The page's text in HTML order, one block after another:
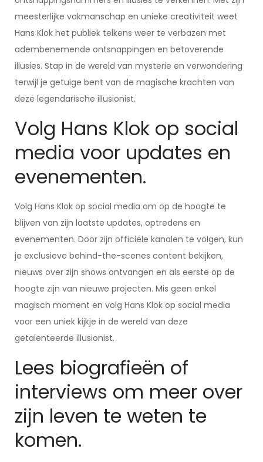
meesterlijke vakmanschap en unieke creativiteit weet
Hans Klok het publiek telkens weer te verbazen met
adembenemende ontsnappingen en betoverende
illusies. Stap in de wereld van mysterie en verwondering
terwijl je getuige bent van de magische krachten van
deze legendarische illusionist.
Volg Hans Klok op social
media voor updates en
evenementen.
Volg Hans Klok op social media om op de hoogte te
blijven van zijn laatste updates, optredens en
evenementen. Door zijn officiële kanalen te volgen, kun
je exclusieve behind-the-scenes content bekijken,
nieuws over zijn shows ontvangen en als eerste op de
hoogte zijn van nieuwe projecten. Mis geen enkel
magisch moment en volg Hans Klok op social media
voor een uniek kijkje in de wereld van deze
getalenteerde illusionist.
Lees biografieën of
interviews om meer over
zijn leven te weten te
komen.